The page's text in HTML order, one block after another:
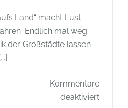
Land“ macht Lust
Endlich mal weg
der Großstädte lassen
Kommentare
deaktiviertfür